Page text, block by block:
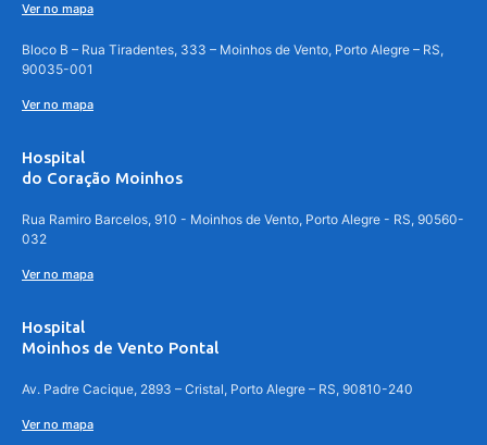
Ver no mapa
Bloco B – Rua Tiradentes, 333 – Moinhos de Vento, Porto Alegre – RS,
90035-001
Ver no mapa
Hospital
do Coração Moinhos
Rua Ramiro Barcelos, 910 - Moinhos de Vento, Porto Alegre - RS, 90560-
032
Ver no mapa
Hospital
Moinhos de Vento Pontal
Av. Padre Cacique, 2893 – Cristal, Porto Alegre – RS, 90810-240
Ver no mapa